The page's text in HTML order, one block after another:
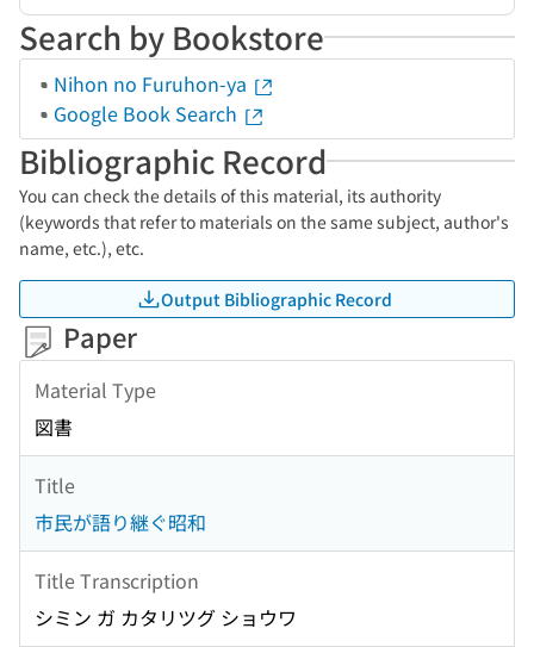
Search by Bookstore
Nihon no Furuhon-ya
Google Book Search
Bibliographic Record
You can check the details of this material, its authority
(keywords that refer to materials on the same subject, author's
name, etc.), etc.
Output Bibliographic Record
Paper
Material Type
図書
Title
市民が語り継ぐ昭和
Title Transcription
シミン ガ カタリツグ ショウワ